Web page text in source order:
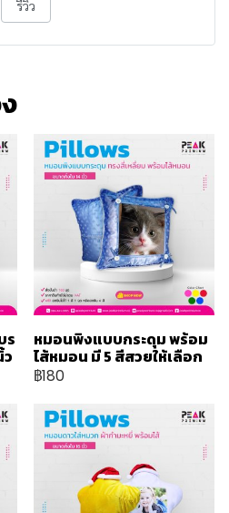
รีวิว
ร หมอนพิงแบบกระดุม พร้อม
ไส้หมอน มี 5 สีสวยให้เลือก
฿180